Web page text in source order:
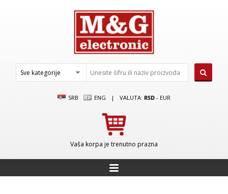
SRB ENG | VALUTA: RSD - EUR
Vaša korpa je trenutno prazna